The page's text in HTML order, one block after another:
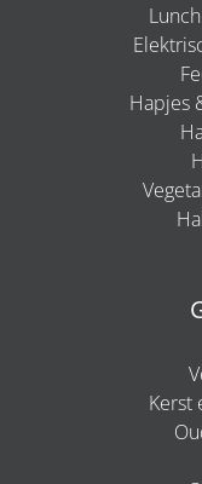
Hapjes
Kerst